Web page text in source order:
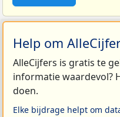
Help om
AlleCijfers is gratis te
informatie waardevol?
doen.
Elke bijdrage helpt om